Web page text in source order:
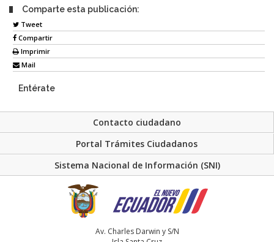
Comparte esta publicación:
Tweet
Compartir
Imprimir
Mail
Entérate
Contacto ciudadano
Portal Trámites Ciudadanos
Sistema Nacional de Información (SNI)
Av. Charles Darwin y S/N